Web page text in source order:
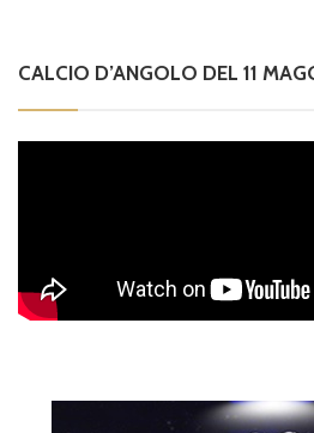
CALCIO D’ANGOLO DEL 11